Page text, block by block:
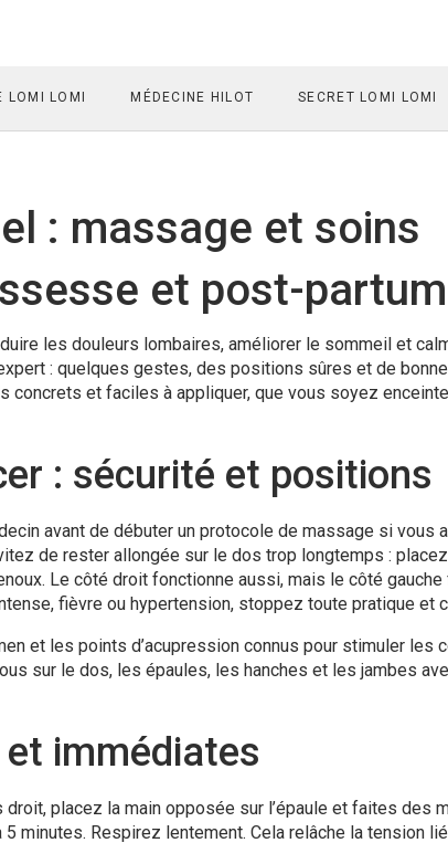
LOMI LOMI MÉDECINE HILOT SECRET LOMI LOMI
: massage et soins
et post-partum
les douleurs lombaires, améliorer le sommeil et
: quelques gestes, des positions sûres et de
concrets et faciles à appliquer, que vous soyez
: sécurité et positions
avant de débuter un protocole de massage si vous
de rester allongée sur le dos trop longtemps :
Le côté droit fonctionne aussi, mais le côté
fièvre ou hypertension, stoppez toute pratique et
et les points d’acupression connus pour stimuler les
sur le dos, les épaules, les hanches et les jambes
immédiates
placez la main opposée sur l’épaule et faites des
minutes. Respirez lentement. Cela relâche la tension